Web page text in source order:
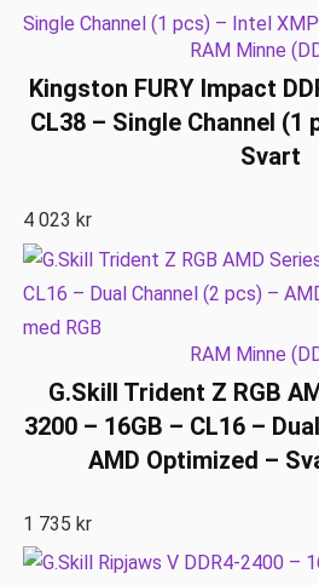
RAM Minne
Kingston FURY Impact
CL38 – Single Channel (1
Svart
4 023 kr
RAM Minne
G.Skill Trident Z RGB
3200 – 16GB – CL16 –
AMD Optimized –
1 735kr